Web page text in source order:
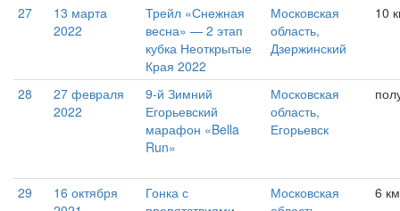
27
13 марта
2022
Трейл «Снежная
весна» — 2 этап
кубка Неоткрытые
Края 2022
Московская
область,
Дзержинский
10
28
27 февраля
2022
9-й Зимний
Егорьевский
марафон «Bella
Run»
Московская
область,
Егорьевск
29
16 октября
Гонка с
Московская
6